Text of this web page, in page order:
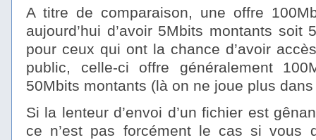
A titre de comparaison, une offre
aujourd’hui d’avoir 5Mbits montants soit
pour ceux qui ont la chance d’avoir
public, celle-ci offre généralement
50Mbits montants (là on ne joue plus
Si la lenteur d’envoi d’un fichier est
ce n’est pas forcément le cas si vous